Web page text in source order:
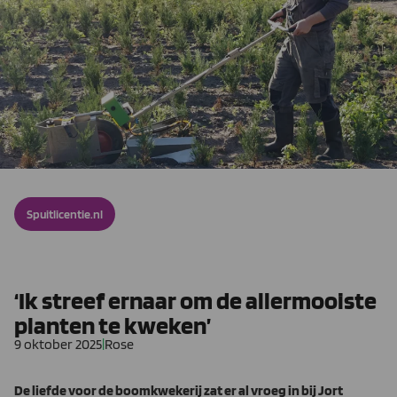
Spuitlicentie.nl
‘Ik streef ernaar om de allermooiste
planten te kweken’
9 oktober 2025|Rose
De liefde voor de boomkwekerij zat er al vroeg in bij Jort